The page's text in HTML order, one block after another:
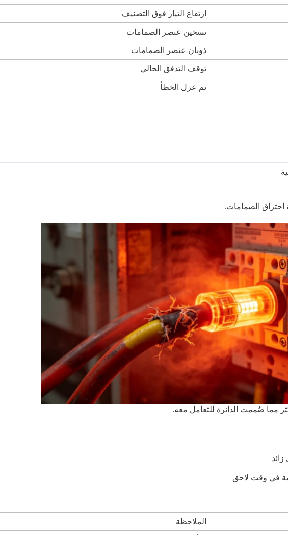
ارتفاع التيار فوق التصنيف
تسخين عنصر الصمامات
ذوبان عنصر الصمامات
توقف التدفق الحالي
تم عزل الخطأ
احتراق الصمامات.
مما صُممت الدائرة للتعامل معه.
في وقت لاحق
الملاحظة